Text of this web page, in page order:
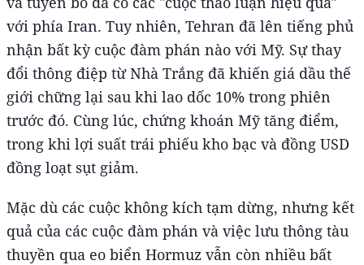
với phía Iran. Tuy nhiên, Tehran đã lên tiếng phủ
nhận bất kỳ cuộc đàm phán nào với Mỹ. Sự thay
đổi thông điệp từ Nhà Trắng đã khiến giá dầu thế
giới chững lại sau khi lao dốc 10% trong phiên
trước đó. Cùng lúc, chứng khoán Mỹ tăng điểm,
trong khi lợi suất trái phiếu kho bạc và đồng USD
đồng loạt sụt giảm.
Mặc dù các cuộc không kích tạm dừng, nhưng kết
quả của các cuộc đàm phán và việc lưu thông tàu
thuyền qua eo biển Hormuz vẫn còn nhiều bất